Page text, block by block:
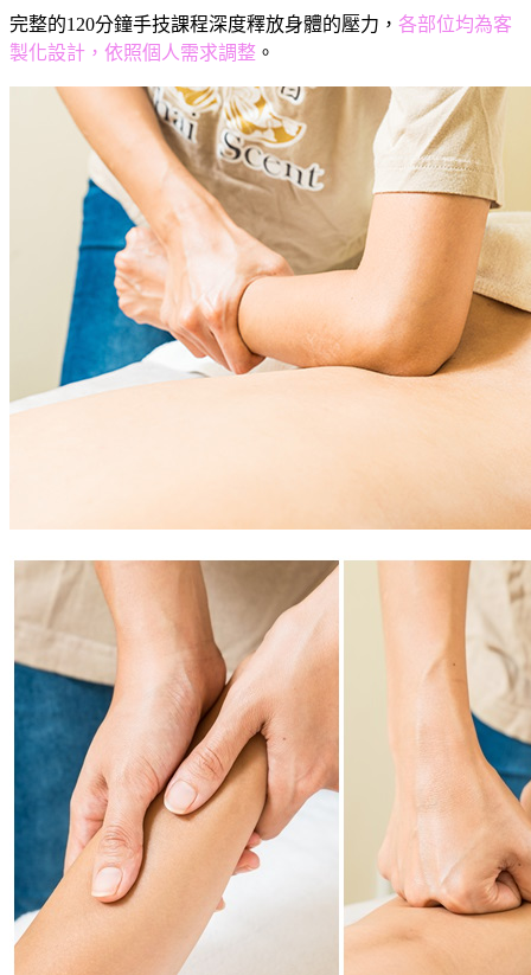
完整的120分鐘手技課程深度釋放身體的壓力， 各部位均為客
製化設計，依照個人需求調整 。